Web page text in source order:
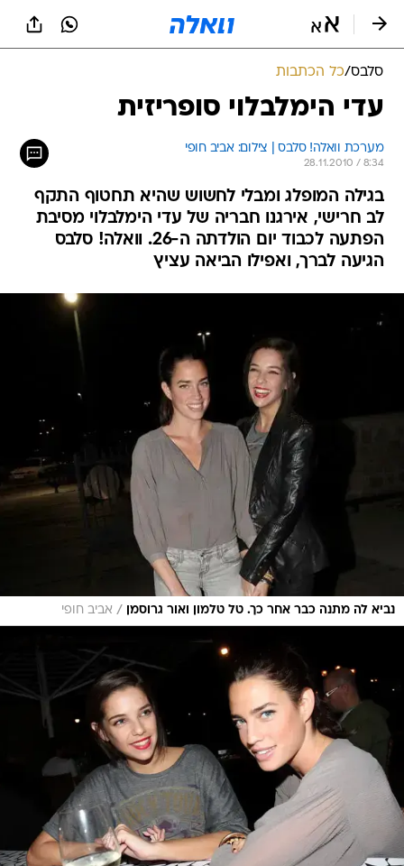
סלבס/כל הכתבות
עדי הימלבלוי סופריזית
מערכת וואלה! סלבס | צילום: אביב חופי
28.11.2010 / 8:34
בגילה המופלג ומבלי לחשוש שהיא תחטוף התקף
לב חרישי, אירגנו חבריה של עדי הימלבלוי מסיבת
הפתעה לכבוד יום הולדתה ה-26. וואלה! סלבס
הגיעה לברך, ואפילו הביאה עציץ
נביא לה מתנה כבר אחר כך. טל טלמון ואור גרוסמן / אביב חופי